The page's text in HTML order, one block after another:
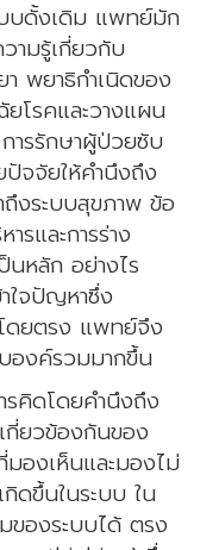
บดั้งเดิม แพทย์มัก
ามรู้เกี่ยวกับ
พยาธิกำเนิดของ
โรคและวางแผน
ารรักษาผู้ป่วยซับ
จจัยให้คำนึงถึง
ถึงระบบสุขภาพ ข้อ
รและการร่าง
นหลัก อย่างไร
ใจปัญหาซึ่ง
ดยตรง แพทย์จึง
องค์รวมมากขึ้น
รคิดโดยคำนึงถึง
กี่ยวข้องกันของ
องเห็นและมองไม่
ดขึ้นในระบบ ใน
ของระบบได้ ตรง